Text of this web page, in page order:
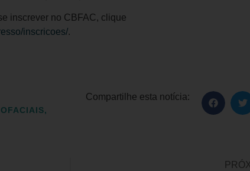
inscrever no CBFAC, clique
inscricoes/.
,
Compartilhe esta notícia: